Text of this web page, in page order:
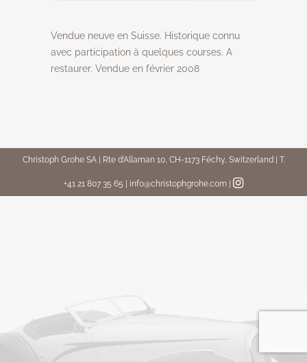
Vendue neuve en Suisse. Historique connu
avec participation à quelques courses. A
restaurer. Vendue en février 2008
Christoph Grohe SA | Rte d’Allaman 10, CH-1173 Féchy, Switzerland | T.
+41 21 807 35 65 | info@christophgrohe.com